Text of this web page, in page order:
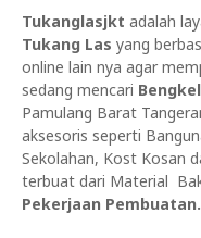
Tukanglasjkt adalah
Tukang Las yang
online lain nya agar
sedang mencari
Pamulang Barat
aksesoris seperti
Sekolahan, Kost Kosan
terbuat dari Material
Pekerjaan Pembuatan.